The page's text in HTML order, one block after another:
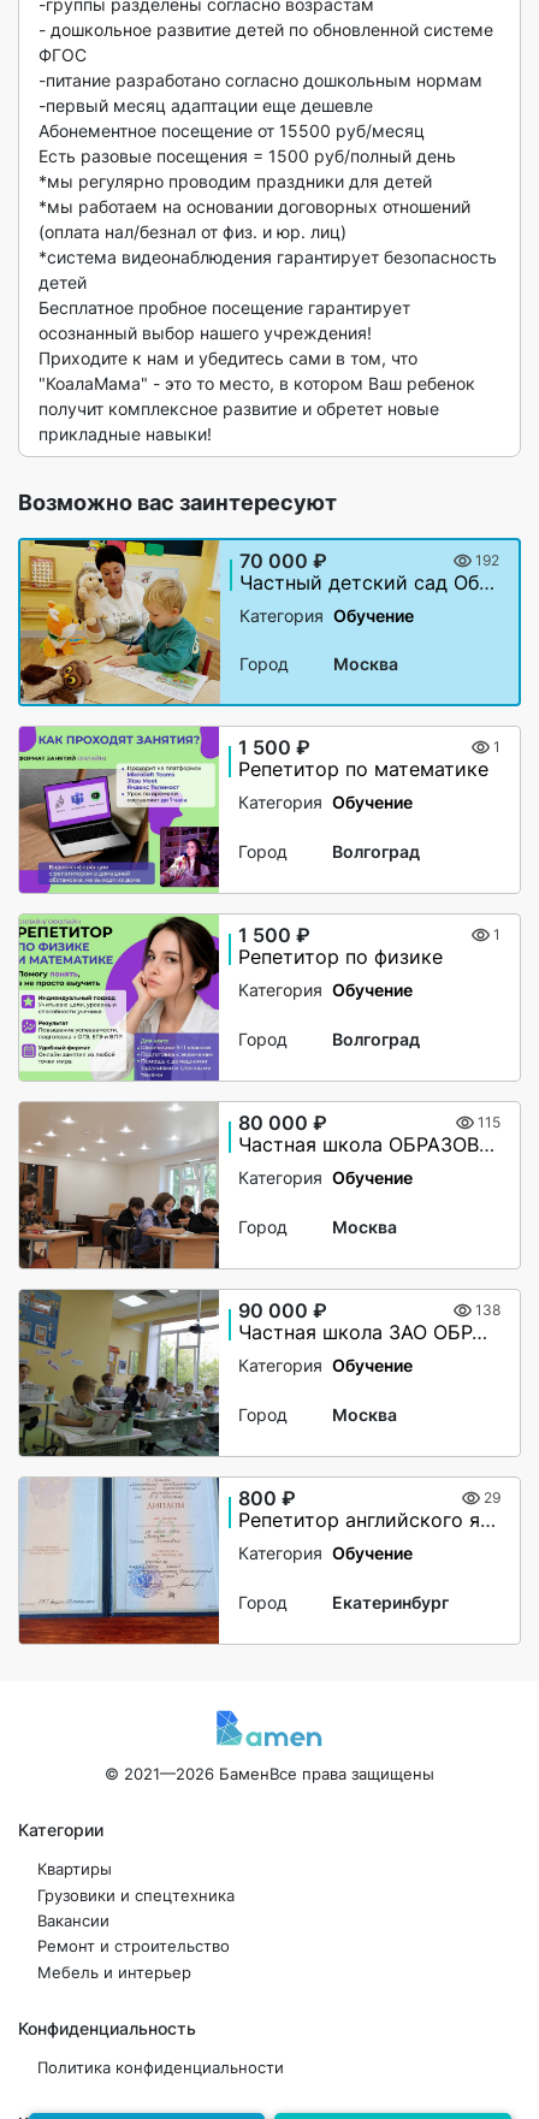
-группы разделены согласно возрастам
- дошкольное развитие детей по обновленной системе
ФГОС
-питание разработано согласно дошкольным нормам
-первый месяц адаптации еще дешевле
Абонементное посещение от 15500 руб/месяц
Есть разовые посещения = 1500 руб/полный день
*мы регулярно проводим праздники для детей
*мы работаем на основании договорных отношений
(оплата нал/безнал от физ. и юр. лиц)
*система видеонаблюдения гарантирует безопасность
детей
Бесплатное пробное посещение гарантирует
осознанный выбор нашего учреждения!
Приходите к нам и убедитесь сами в том, что
"КоалаМама" - это то место, в котором Ваш ребенок
получит комплексное развитие и обретет новые
прикладные навыки!
Возможно вас заинтересуют
70 000 ₽ 192
Частный детский сад Образование Плюс I
Категория Обучение
Город Москва
1 500 ₽ 1
Репетитор по математике
Категория Обучение
Город Волгоград
1 500 ₽ 1
Репетитор по физике
Категория Обучение
Город Волгоград
80 000 ₽ 115
Частная школа ОБРАЗОВАНИЕ ПЛЮС...I
Категория Обучение
Город Москва
90 000 ₽ 138
Частная школа ЗАО ОБРАЗОВАНИЕ ПЛЮС...I
Категория Обучение
Город Москва
800 ₽ 29
Репетитор английского языка
Категория Обучение
Город Екатеринбург
© 2021—2026 БаменВсе права защищены
Категории
Квартиры
Грузовики и спецтехника
Вакансии
Ремонт и строительство
Мебель и интерьер
Конфиденциальность
Политика конфиденциальности